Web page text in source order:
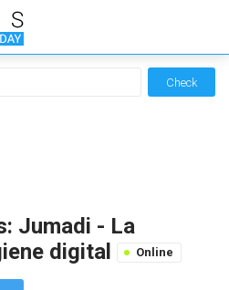
Check
Jumadi - La
digital
Online